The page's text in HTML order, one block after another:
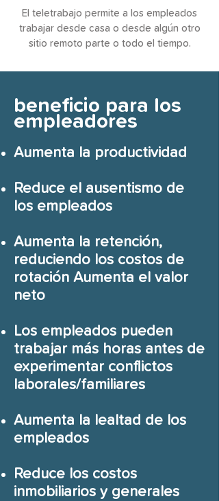
El teletrabajo permite a los empleados
trabajar desde casa o desde algún otro
sitio remoto parte o todo el tiempo.
beneficio para los
empleadores
Aumenta la productividad
Reduce el ausentismo de
los empleados
Aumenta la retención,
reduciendo los costos de
rotación Aumenta el valor
neto
Los empleados pueden
trabajar más horas antes de
experimentar conflictos
laborales/familiares
Aumenta la lealtad de los
empleados
Reduce los costos
inmobiliarios y generales